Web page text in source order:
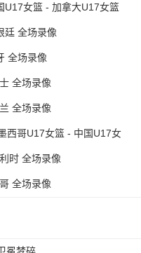
U17女篮 - 加拿大U17女篮
廷 全场录像
全场录像
全场录像
全场录像
西哥U17女篮 - 中国U17女
时 全场录像
全场录像